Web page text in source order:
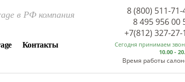
в РФ компания
Контакты
8 (800) 511-71-
8 495 956 00
Сегодня принимаем
10.00 -
Время работы
+7(812) 327-27-